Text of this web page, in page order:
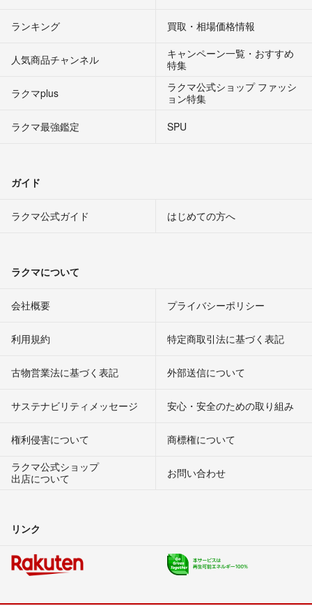
ランキング 買取・相場価格情報
人気商品チャンネル
キャンペーン一覧・おすすめ
特集
ラクマplus
ラクマ公式ショップ ファッシ
ョン特集
ラクマ最強鑑定
SPU
ガイド
ラクマ公式ガイド はじめての方へ
ラクマについて
会社概要 プライバシーポリシー
利用規約 特定商取引法に基づく表記
古物営業法に基づく表記 外部送信について
サステナビリティメッセージ 安心・安全のための取り組み
権利侵害について
商標権について
ラクマ公式ショップ
出店について
お問い合わせ
リンク